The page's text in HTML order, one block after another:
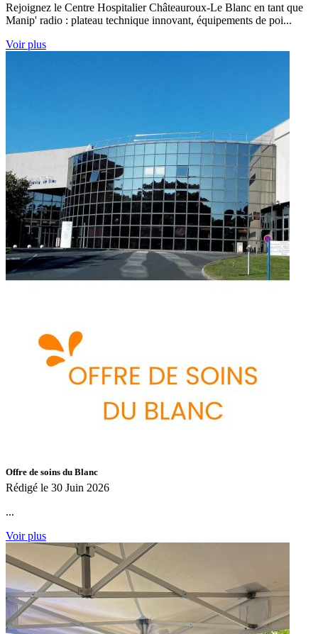
Rejoignez le Centre Hospitalier Châteauroux-Le Blanc en tant que
Manip' radio : plateau technique innovant, équipements de poi...
Voir plus
Offre de soins du Blanc
Rédigé le 30 Juin 2026
...
Voir plus